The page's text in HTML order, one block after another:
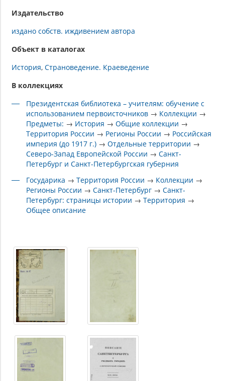
Издательство
издано собств. иждивением автора
Объект в каталогах
История Страноведение. Краеведение
В коллекциях
Президентская библиотека – учителям: обучение с
использованием первоисточников → Коллекции →
Предметы: → История →Общие коллекции →
Территория России → Регионы России → Российская
империя (до 1917 г.) →Отдельные территории →
Северо-Запад Европейской России →Санкт-
Петербург и Санкт-Петербургская губерния
Государика →Территория России → Коллекции →
Регионы России →Санкт-Петербург →Санкт-
Петербург: страницы истории →Территория →
Общее описание